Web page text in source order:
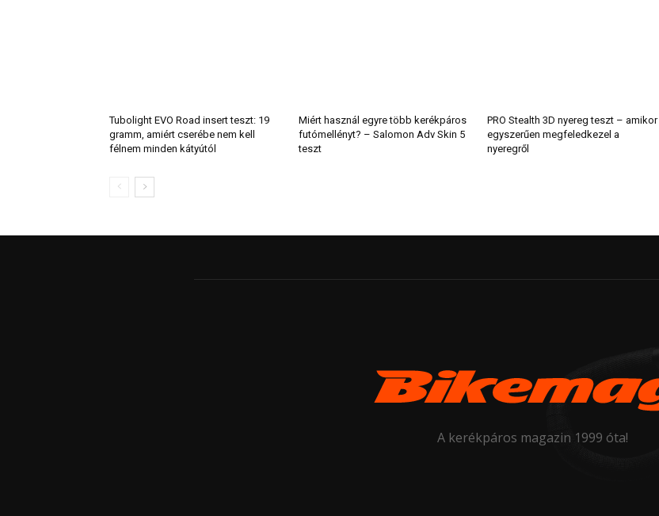
Tubolight EVO Road insert teszt: 19
gramm, amiért cserébe nem kell
félnem minden kátyútól
Miért használ egyre több kerékpáros
futómellényt? – Salomon Adv Skin 5
teszt
PRO Stealth 3D nyereg teszt – amikor
egyszerűen megfeledkezel a
nyeregről
A kerékpáros magazin 1999 óta!